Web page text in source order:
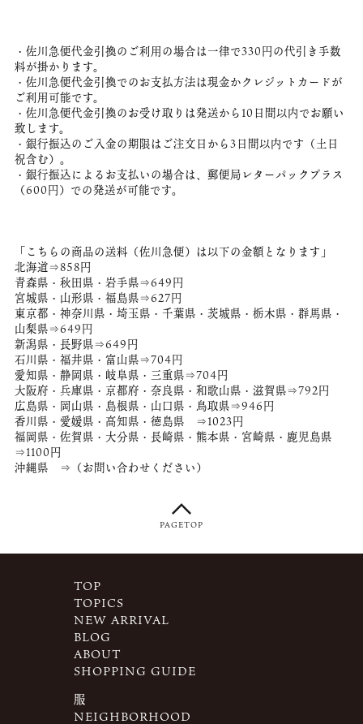
・佐川急便代金引換のご利用の場合は一律で330円の代引き手数
料が掛かります。
・佐川急便代金引換でのお支払方法は現金かクレジットカードが
ご利用可能です。
・佐川急便代金引換のお受け取りは発送から10日間以内でお願い
致します。
・銀行振込のご入金の期限はご注文日から3日間以内です（土日
祝含む）。
・銀行振込によるお支払いの場合は、郵便局レターパックプラス
（600円）での発送が可能です。
「こちらの商品の送料（佐川急便）は以下の金額となります」
北海道⇒858円
青森県・秋田県・岩手県⇒649円
宮城県・山形県・福島県⇒627円
東京都・神奈川県・埼玉県・千葉県・茨城県・栃木県・群馬県・
山梨県⇒649円
新潟県・長野県⇒649円
石川県・福井県・富山県⇒704円
愛知県・静岡県・岐阜県・三重県⇒704円
大阪府・兵庫県・京都府・奈良県・和歌山県・滋賀県⇒792円
広島県・岡山県・島根県・山口県・鳥取県⇒946円
香川県・愛媛県・高知県・徳島県 ⇒1023円
福岡県・佐賀県・大分県・長崎県・熊本県・宮崎県・鹿児島県
⇒1100円
沖縄県 ⇒（お問い合わせください）
PAGETOP
TOP
TOPICS
NEW ARRIVAL
BLOG
ABOUT
SHOPPING GUIDE
服
NEIGHBORHOOD